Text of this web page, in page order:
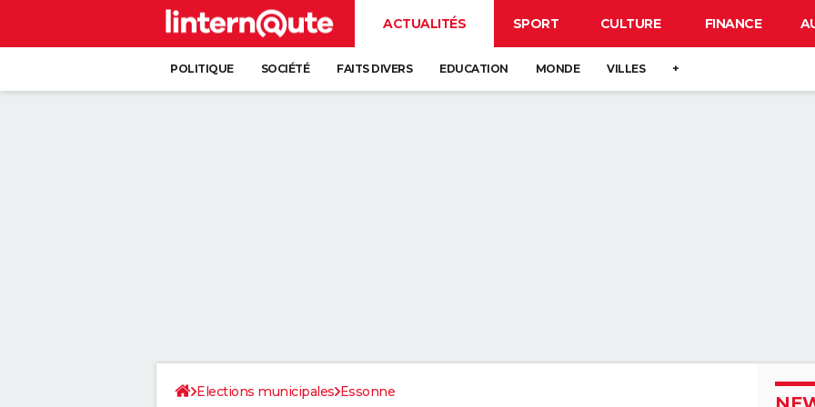
ACTUALITÉS SPORT CULTURE FINANCE
POLITIQUE SOCIÉTÉ FAITS DIVERS EDUCATION MONDE VILLES +
Elections municipales Essonne